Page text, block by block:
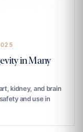
in Many
kidney, and brain
and use in